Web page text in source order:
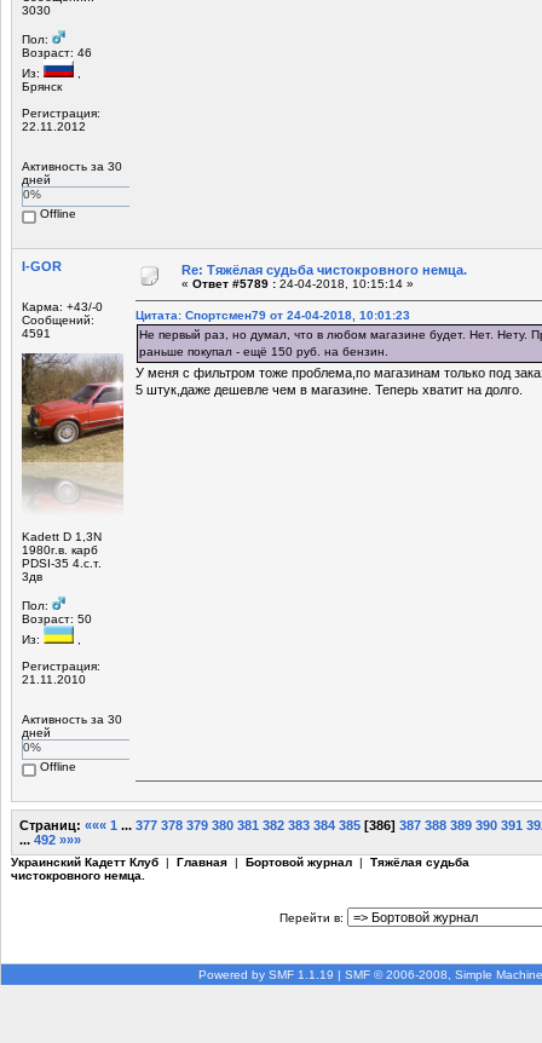
3030
Пол:
Возраст: 46
Из:
Брянск
Регистрация:
22.11.2012
Активность за 30
дней
0%
Offline
I-GOR
Карма: +43/-0
Сообщений:
4591
Kadett D 1,3N
1980г.в. карб
PDSI-35 4.с.т.
3дв
Пол:
Возраст: 50
Из:
Регистрация:
21.11.2010
Активность за 30
дней
0%
Offline
Re: Тяжёлая судьба чистокровного немца.
« Ответ #5789 : 24-04-2018, 10:15:14 »
Цитата: Спортсмен79 от 24-04-2018, 10:01:23
Не первый раз, но думал, что в любом магазине будет. Нет. Нету.
раньше покупал - ещё 150 руб. на бензин.
У меня с фильтром тоже проблема,по магазинам только под
5 штук,даже дешевле чем в магазине. Теперь хватит на долго.
Страниц: ««« 1 ... 377 378 379 380 381 382 383 384 385 [386] 387 388 389 390 391
... 492 »»»
Украинский Кадетт Клуб | Главная | Бортовой журнал | Тяжёлая судьба
чистокровного немца.
Перейти в:
Powered by SMF 1.1.19 | SMF © 2006-2008, Simple